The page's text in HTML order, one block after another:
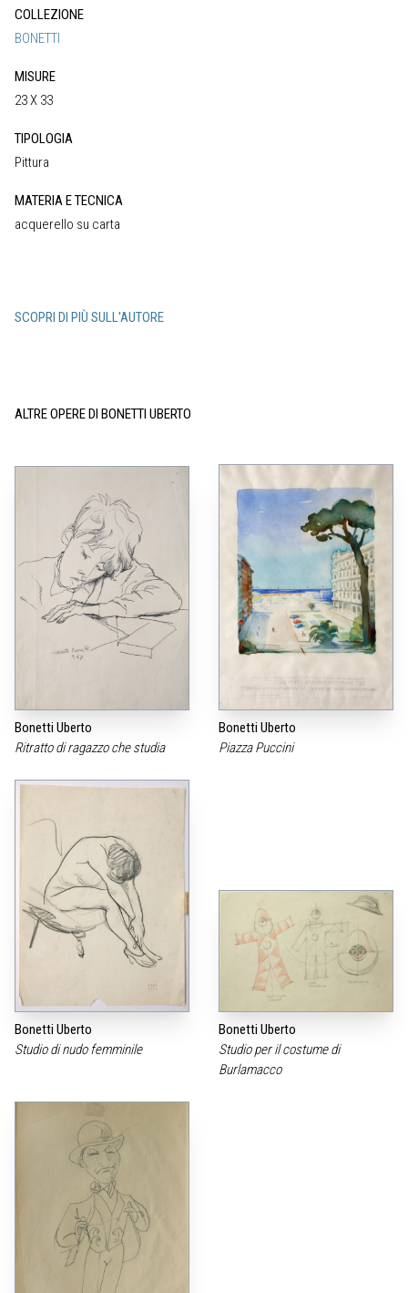
COLLEZIONE
BONETTI
MISURE
23 X 33
TIPOLOGIA
Pittura
MATERIA E TECNICA
acquerello su carta
SCOPRI DI PIÙ SULL'AUTORE
ALTRE OPERE DI BONETTI UBERTO
Bonetti Uberto
Ritratto di ragazzo che studia
Bonetti Uberto
Piazza Puccini
Bonetti Uberto
Studio di nudo femminile
Bonetti Uberto
Studio per il costume di
Burlamacco